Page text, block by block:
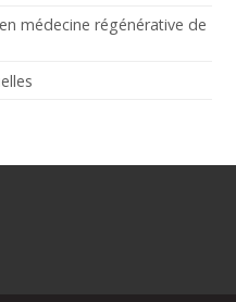
médecine régénérative de